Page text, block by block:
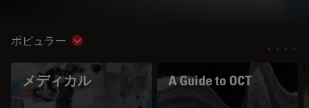
ポピュラー Show subnavigation
メディカル A Guide to OCT